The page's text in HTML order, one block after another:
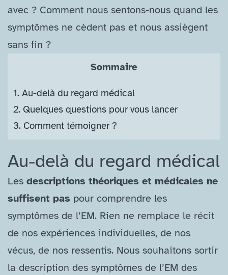
avec ? Comment nous sentons-​nous quand les
symptômes ne cèdent pas et nous assiègent
sans fin ?
Sommaire
1. Au-​delà du regard médical
2. Quelques questions pour vous lancer
3. Comment témoigner ?
Au-​delà du regard médical
Les descriptions théoriques et médicales ne
suffisent pas pour comprendre les
symptômes de l’EM. Rien ne remplace le récit
de nos expériences individuelles, de nos
vécus, de nos ressentis. Nous souhaitons sortir
la description des symptômes de l’EM des